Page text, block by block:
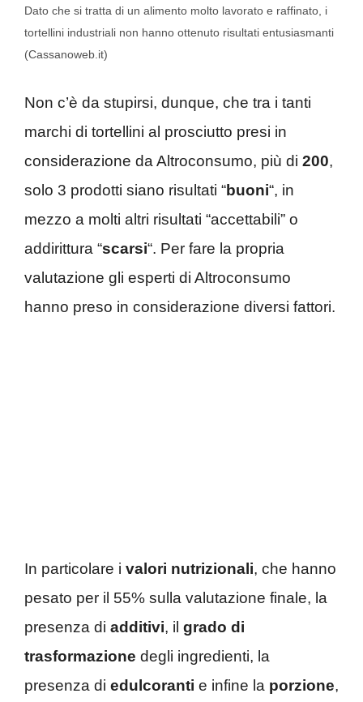
Dato che si tratta di un alimento molto lavorato e raffinato, i
tortellini industriali non hanno ottenuto risultati entusiasmanti
(Cassanoweb.it)
Non c’è da stupirsi, dunque, che tra i tanti
marchi di tortellini al prosciutto presi in
considerazione da Altroconsumo, più di 200,
solo 3 prodotti siano risultati “buoni“, in
mezzo a molti altri risultati “accettabili” o
addirittura “scarsi“. Per fare la propria
valutazione gli esperti di Altroconsumo
hanno preso in considerazione diversi fattori.
In particolare i valori nutrizionali, che hanno
pesato per il 55% sulla valutazione finale, la
presenza di additivi, il grado di
trasformazione degli ingredienti, la
presenza di edulcoranti e infine la porzione,